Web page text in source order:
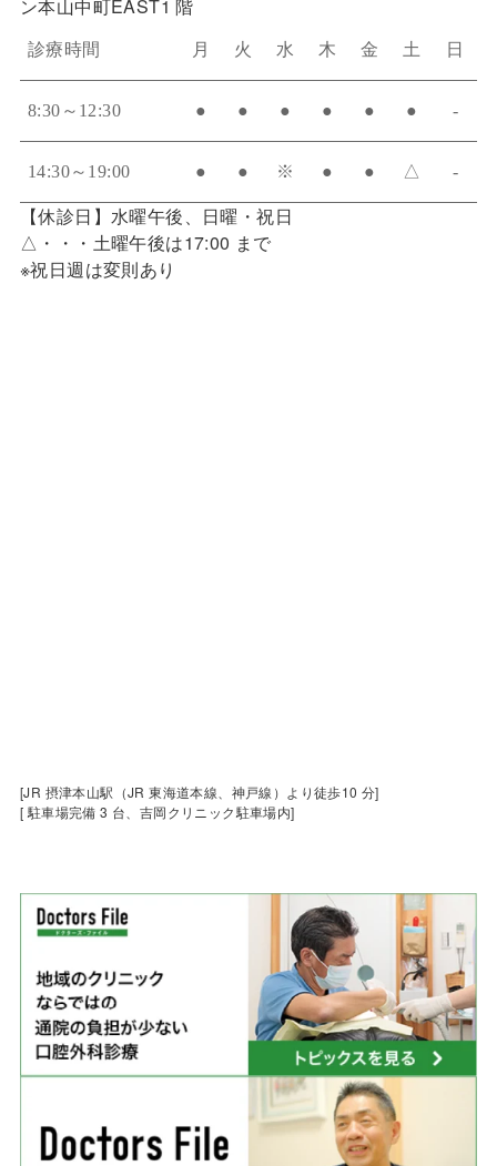
ン本山中町EAST1 階
診療時間 月 火 水 木 金 土 日
8:30～12:30 ● ● ● ● ● ● -
14:30～19:00 ● ● ※ ● ● △ -
【休診日】水曜午後、日曜・祝日
△・・・土曜午後は17:00 まで
※祝日週は変則あり
[JR 摂津本山駅（JR 東海道本線、神戸線）より徒歩10 分]
[ 駐車場完備 3 台、吉岡クリニック駐車場内]